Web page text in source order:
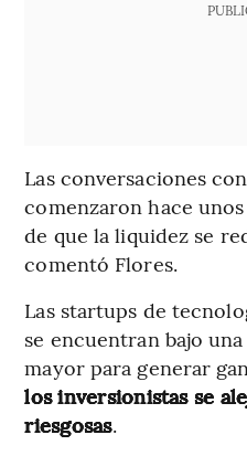
Las conversaciones
comenzaron hace
de que la liquidez se
comentó Flores.
Las startups de
se encuentran bajo
mayor para generar
los inversionistas se
riesgosas.